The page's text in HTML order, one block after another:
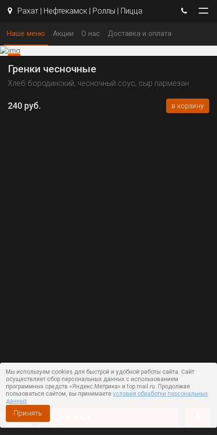
Рахат | Нефтекамск | Роллы | Пицца
Наше меню Акции О нас Доставка и оплата
Гренки чесночные
Хлеб бородинский, чесночный соус, сыр пармезан
240 руб. в корзину
Мы используем cookies для быстрой и удобной работы сайта. Сайт
осуществляет сбор персональных данных с использованием
программных средств «Яндекс.Метрика» и top.mail.ru. Продолжая
пользоваться сайтом, вы принимаете условия обработки персональных
данных
Принять